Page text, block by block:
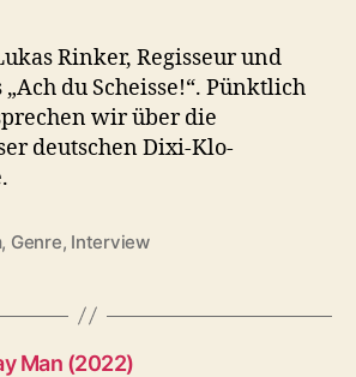
Rinker, Regisseur und
du Scheisse!“. Pünktlich
wir über die
deutschen Dixi-Klo-
, Genre, Interview
Man (2022)